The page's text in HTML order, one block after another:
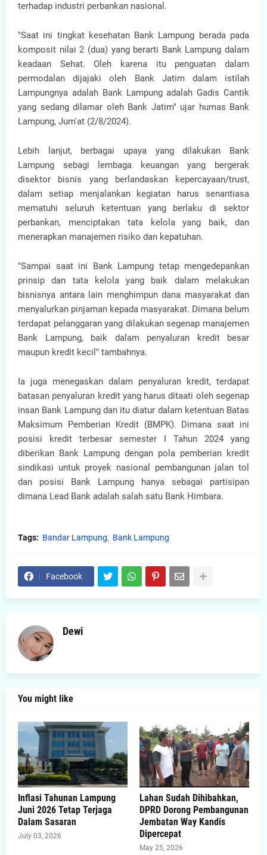
terhadap industri perbankan nasional.
"Saat ini tingkat kesehatan Bank Lampung berada pada
komposit nilai 2 (dua) yang berarti Bank Lampung dalam
keadaan Sehat. Oleh karena itu penguatan dalam
permodalan dijajaki oleh Bank Jatim dalam istilah
Lampungnya adalah Bank Lampung adalah Gadis Cantik
yang sedang dilamar oleh Bank Jatim" ujar humas Bank
Lampung, Jum'at (2/8/2024).
Lebih lanjut, berbagai upaya yang dilakukan Bank
Lampung sebagi lembaga keuangan yang bergerak
disektor bisnis yang berlandaskan kepercayaan/trust,
dalam setiap menjalankan kegiatan harus senantiasa
mematuhi seluruh ketentuan yang berlaku di sektor
perbankan, menciptakan tata kelola yang baik, dan
menerapkan manajemen risiko dan kepatuhan.
"Sampai saat ini Bank Lampung tetap mengedepankan
prinsip dan tata kelola yang baik dalam melakukan
bisnisnya antara lain menghimpun dana masyarakat dan
menyalurkan pinjaman kepada masyarakat. Dimana belum
terdapat pelanggaran yang dilakukan segenap manajemen
Bank Lampung, baik dalam penyaluran kredit besar
maupun kredit kecil" tambahnya.
Ia juga menegaskan dalam penyaluran kredit, terdapat
batasan penyaluran kredit yang harus ditaati oleh segenap
insan Bank Lampung dan itu diatur dalam ketentuan Batas
Maksimum Pemberian Kredit (BMPK). Dimana saat ini
posisi kredit terbesar semester I Tahun 2024 yang
diberikan Bank Lampung dengan pola pemberian kredit
sindikasi untuk proyek nasional pembangunan jalan tol
dan posisi Bank Lampung hanya sebagai partisipan
dimana Lead Bank adalah salah satu Bank Himbara.
Tags: Bandar Lampung Bank Lampung
Facebook
Dewi
You might like
Inflasi Tahunan Lampung
Juni 2026 Tetap Terjaga
Dalam Sasaran
July 03, 2026
Lahan Sudah Dihibahkan,
DPRD Dorong Pembangunan
Jembatan Way Kandis
Dipercepat
May 25, 2026